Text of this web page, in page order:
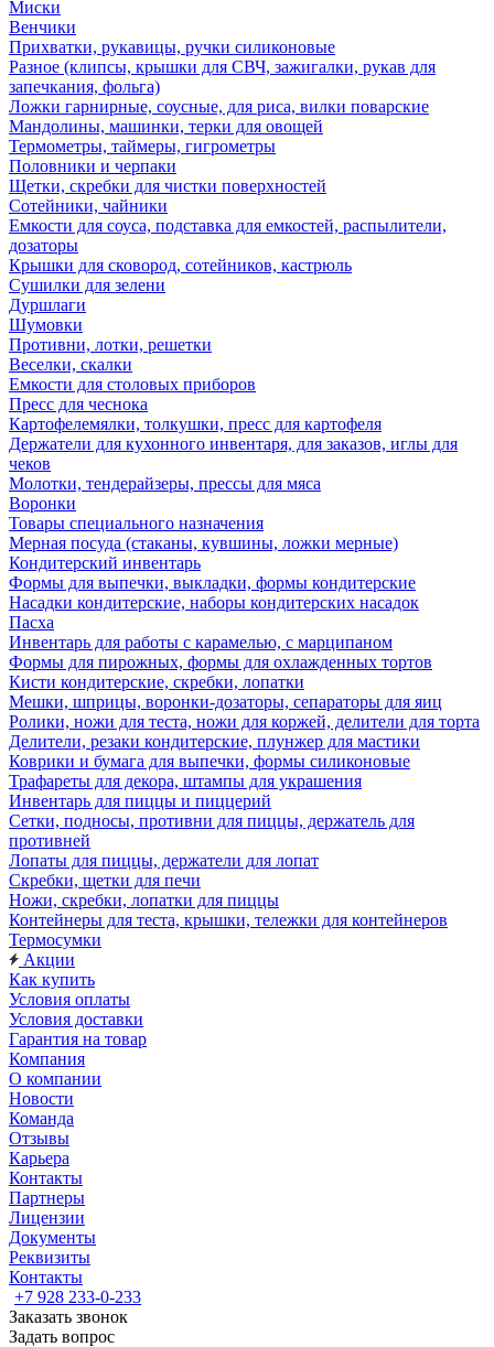
Миски
Венчики
Прихватки, рукавицы, ручки силиконовые
Разное (клипсы, крышки для СВЧ, зажигалки, рукав для
запечкания, фольга)
Ложки гарнирные, соусные, для риса, вилки поварские
Мандолины, машинки, терки для овощей
Термометры, таймеры, гигрометры
Половники и черпаки
Щетки, скребки для чистки поверхностей
Сотейники, чайники
Емкости для соуса, подставка для емкостей, распылители,
дозаторы
Крышки для сковород, сотейников, кастрюль
Сушилки для зелени
Дуршлаги
Шумовки
Противни, лотки, решетки
Веселки, скалки
Емкости для столовых приборов
Пресс для чеснока
Картофелемялки, толкушки, пресс для картофеля
Держатели для кухонного инвентаря, для заказов, иглы для
чеков
Молотки, тендерайзеры, прессы для мяса
Воронки
Товары специального назначения
Мерная посуда (стаканы, кувшины, ложки мерные)
Кондитерский инвентарь
Формы для выпечки, выкладки, формы кондитерские
Насадки кондитерские, наборы кондитерских насадок
Пасха
Инвентарь для работы с карамелью, с марципаном
Формы для пирожных, формы для охлажденных тортов
Кисти кондитерские, скребки, лопатки
Мешки, шприцы, воронки-дозаторы, сепараторы для яиц
Ролики, ножи для теста, ножи для коржей, делители для торта
Делители, резаки кондитерские, плунжер для мастики
Коврики и бумага для выпечки, формы силиконовые
Трафареты для декора, штампы для украшения
Инвентарь для пиццы и пиццерий
Сетки, подносы, противни для пиццы, держатель для
противней
Лопаты для пиццы, держатели для лопат
Скребки, щетки для печи
Ножи, скребки, лопатки для пиццы
Контейнеры для теста, крышки, тележки для контейнеров
Термосумки
Акции
Как купить
Условия оплаты
Условия доставки
Гарантия на товар
Компания
О компании
Новости
Команда
Отзывы
Карьера
Контакты
Партнеры
Лицензии
Документы
Реквизиты
Контакты
+7 928 233-0-233
Заказать звонок
Задать вопрос